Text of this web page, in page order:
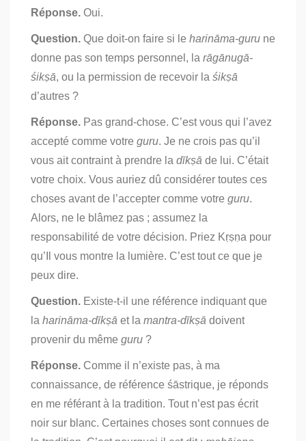
Réponse. Oui.
Question. Que doit-on faire si le harināma-guru ne
donne pas son temps personnel, la rāgānugā-
śikṣā, ou la permission de recevoir la śikṣā
d’autres ?
Réponse. Pas grand-chose. C’est vous qui l’avez
accepté comme votre guru. Je ne crois pas qu’il
vous ait contraint à prendre la dīkṣā de lui. C’était
votre choix. Vous auriez dû considérer toutes ces
choses avant de l’accepter comme votre guru.
Alors, ne le blâmez pas ; assumez la
responsabilité de votre décision. Priez Kṛṣṇa pour
qu’Il vous montre la lumière. C’est tout ce que je
peux dire.
Question. Existe-t-il une référence indiquant que
la harināma-dīkṣā et la mantra-dīkṣā doivent
provenir du même guru ?
Réponse. Comme il n’existe pas, à ma
connaissance, de référence śāstrique, je réponds
en me référant à la tradition. Tout n’est pas écrit
noir sur blanc. Certaines choses sont connues de